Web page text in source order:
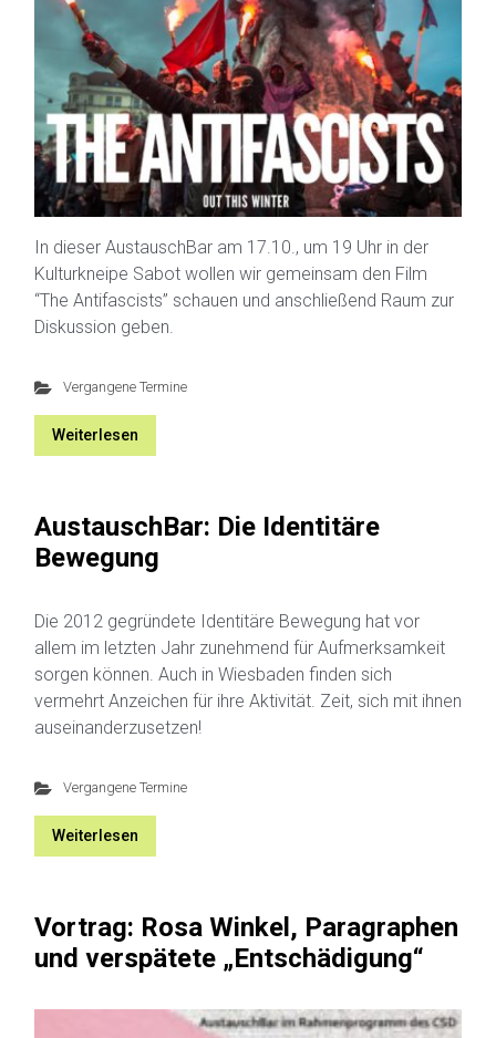
In dieser AustauschBar am 17.10., um 19 Uhr in der
Kulturkneipe Sabot wollen wir gemeinsam den Film
“The Antifascists” schauen und anschließend Raum zur
Diskussion geben.
Vergangene Termine
Weiterlesen
AustauschBar: Die Identitäre
Bewegung
Die 2012 gegründete Identitäre Bewegung hat vor
allem im letzten Jahr zunehmend für Aufmerksamkeit
sorgen können. Auch in Wiesbaden finden sich
vermehrt Anzeichen für ihre Aktivität. Zeit, sich mit ihnen
auseinanderzusetzen!
Vergangene Termine
Weiterlesen
Vortrag: Rosa Winkel, Paragraphen
und verspätete „Entschädigung“